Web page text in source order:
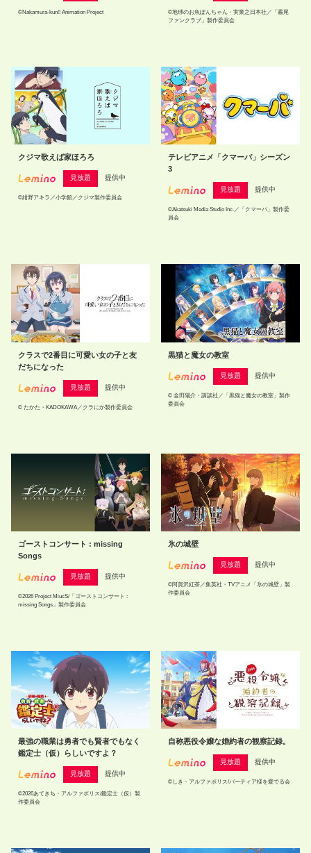
©Nakamura-kun!! Animation Project
©地球のお魚ぽんちゃん・実業之日本社／「霧尾
ファンクラブ」製作委員会
クジマ歌えば家ほろろ
見放題 提供中
©紺野アキラ／小学館／クジマ製作委員会
テレビアニメ「クマーバ」シーズン
3
見放題 提供中
©Akatsuki Media Studio Inc.／「クマーバ」製作委
員会
クラスで2番目に可愛い女の子と友
だちになった
見放題 提供中
© たかた・KADOKAWA／クラにか製作委員会
黒猫と魔女の教室
見放題 提供中
© 金田陽介・講談社／「黒猫と魔女の教室」製作
委員会
ゴーストコンサート : missing
Songs
見放題 提供中
©2026 Project MiucS/「ゴーストコンサート :
missing Songs」製作委員会
氷の城壁
見放題 提供中
©阿賀沢紅茶／集英社・TVアニメ「氷の城壁」製
作委員会
最強の職業は勇者でも賢者でもなく
鑑定士（仮）らしいですよ？
見放題 提供中
©2026あてきち・アルファポリス/鑑定士（仮）製
作委員会
自称悪役令嬢な婚約者の観察記録。
見放題 提供中
©しき・アルファポリス/バーティア様を愛でる会